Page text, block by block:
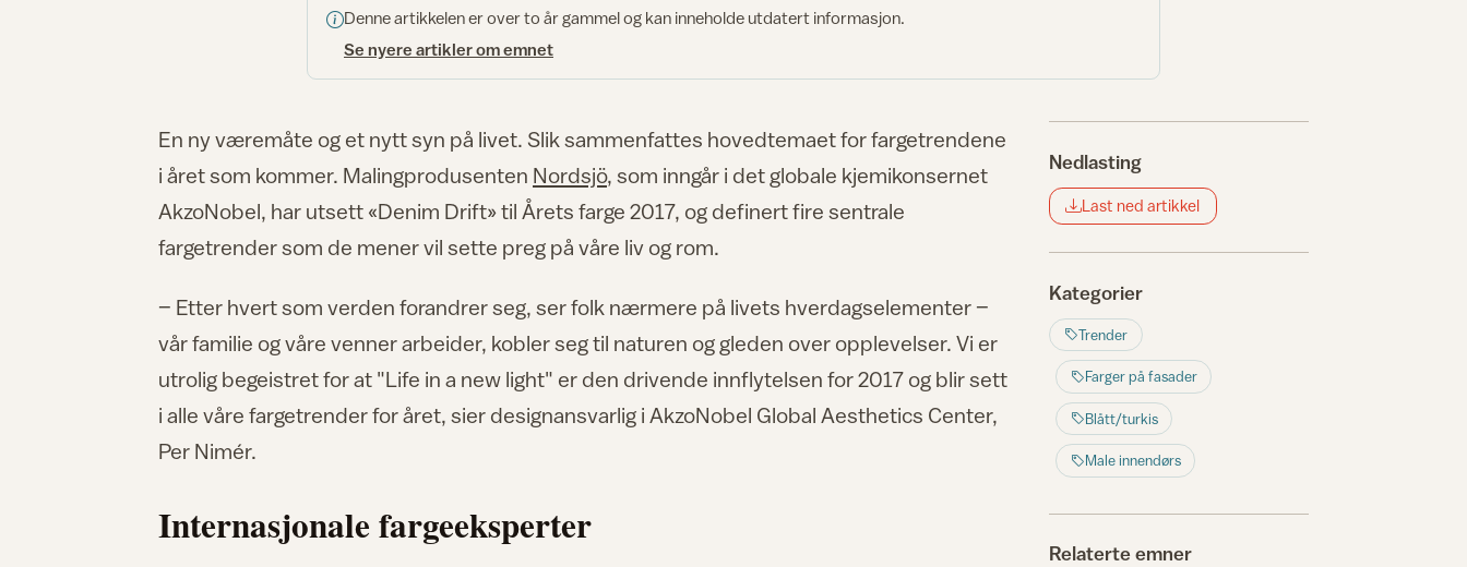
Denne artikkelen er over to år gammel og kan inneholde utdatert informasjon.
Se nyere artikler om emnet
En ny væremåte og et nytt syn på livet. Slik sammenfattes hovedtemaet for fargetrendene
i året som kommer. Malingprodusenten Nordsjö, som inngår i det globale kjemikonsernet
AkzoNobel, har utsett «Denim Drift» til Årets farge 2017, og definert fire sentrale
fargetrender som de mener vil sette preg på våre liv og rom.
– Etter hvert som verden forandrer seg, ser folk nærmere på livets hverdagselementer –
vår familie og våre venner arbeider, kobler seg til naturen og gleden over opplevelser. Vi er
utrolig begeistret for at "Life in a new light" er den drivende innflytelsen for 2017 og blir sett
i alle våre fargetrender for året, sier designansvarlig i AkzoNobel Global Aesthetics Center,
Per Nimér.
Internasjonale fargeeksperter
Nedlasting
Last ned artikkel
Kategorier
Trender
Farger på fasader
Blått/turkis
Male innendørs
Relaterte emner